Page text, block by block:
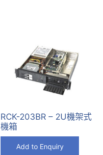
RCK-203BR – 2U機架式
機箱
Add to Enquiry